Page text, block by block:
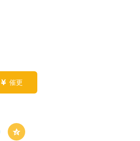
 催更
